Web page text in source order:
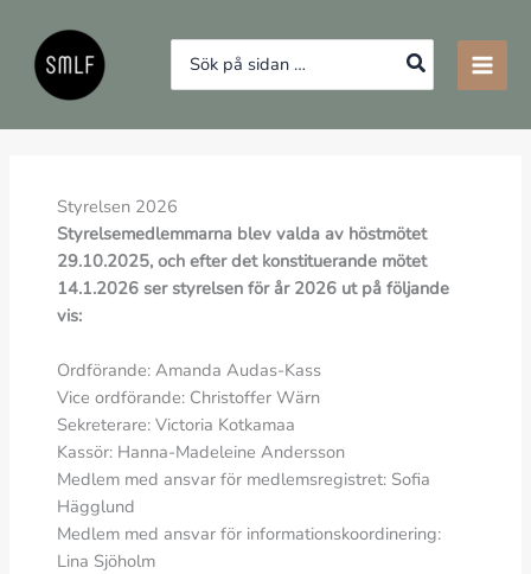
innehåll
Search
for:
Styrelsen 2026
Styrelsemedlemmarna blev valda av höstmötet
29.10.2025, och efter det konstituerande mötet
14.1.2026 ser styrelsen för år 2026 ut på följande
vis:
Ordförande: Amanda Audas-Kass
Vice ordförande: Christoffer Wärn
Sekreterare: Victoria Kotkamaa
Kassör: Hanna-Madeleine Andersson
Medlem med ansvar för medlemsregistret: Sofia
Hägglund
Medlem med ansvar för informationskoordinering:
Lina Sjöholm